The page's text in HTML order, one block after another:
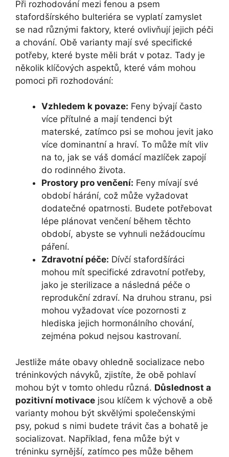
Při rozhodování mezi fenou a psem
stafordšírského bulteriéra se vyplatí zamyslet
se nad různými faktory, které ovlivňují jejich péči
a chování. Obě varianty mají své specifické
potřeby, které byste měli brát v potaz. Tady je
několik klíčových aspektů, které vám mohou
pomoci při rozhodování:
Vzhledem k povaze: Feny bývají často
více přítulné a mají tendenci být
materské, zatímco psi se mohou jevit jako
více dominantní a hraví. To může mít vliv
na to, jak se váš domácí mazlíček zapojí
do rodinného života.
Prostory pro venčení: Feny mívají své
období hárání, což může vyžadovat
dodatečné opatrnosti. Budete potřebovat
lépe plánovat venčení během těchto
období, abyste se vyhnuli nežádoucímu
páření.
Zdravotní péče: Dívčí stafordšíráci
mohou mít specifické zdravotní potřeby,
jako je sterilizace a následná péče o
reprodukční zdraví. Na druhou stranu, psi
mohou vyžadovat více pozornosti z
hlediska jejich hormonálního chování,
zejména pokud nejsou kastrovaní.
Jestliže máte obavy ohledně socializace nebo
tréninkových návyků, zjistíte, že obě pohlaví
mohou být v tomto ohledu různá. Důslednost a
pozitivní motivace jsou klíčem k výchově a obě
varianty mohou být skvělými společenskými
psy, pokud s nimi budete trávit čas a bohatě je
socializovat. Například, fena může být v
tréninku syrnější, zatímco pes může během